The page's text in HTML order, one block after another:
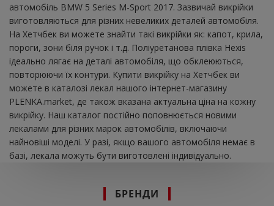
автомобіль BMW 5 Series M-Sport 2017. Зазвичай викрійки
виготовляються для різних невеликих деталей автомобіля.
На Хетчбек ви можете знайти такі викрійки як: капот, крила,
пороги, зони біля ручок і т.д. Поліуретанова плівка Hexis
ідеально лягає на деталі автомобіля, що обклеюються,
повторюючи їх контури. Купити викрійку на Хетчбек ви
можете в каталозі лекал нашого інтернет-магазину
PLENKA.market, де також вказана актуальна ціна на кожну
викрійку. Наш каталог постійно поповнюється новими
лекалами для різних марок автомобілів, включаючи
найновіші моделі. У разі, якщо вашого автомобіля немає в
базі, лекала можуть бути виготовлені індивідуально.
БРЕНДИ